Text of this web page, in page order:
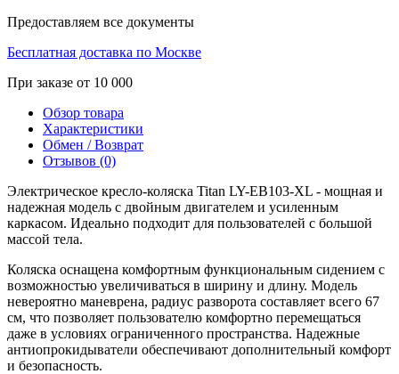
Предоставляем все документы
Бесплатная доставка по Москве
При заказе от 10 000
Обзор товара
Характеристики
Обмен / Возврат
Отзывов (0)
Электрическое кресло-коляска Titan LY-EB103-XL - мощная и
надежная модель c двойным двигателем и усиленным
каркасом. Идеально подходит для пользователей с большой
массой тела.
Коляска оснащена комфортным функциональным сидением с
возможностью увеличиваться в ширину и длину. Модель
невероятно маневрена, радиус разворота составляет всего 67
см, что позволяет пользователю комфортно перемещаться
даже в условиях ограниченного пространства. Надежные
антиопрокидыватели обеспечивают дополнительный комфорт
и безопасность.